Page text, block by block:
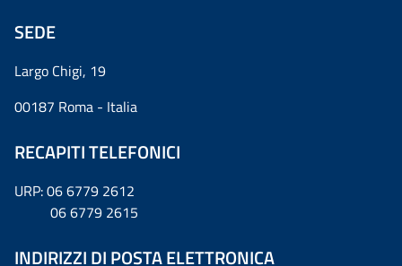
SEDE
Largo Chigi, 19
00187 Roma - Italia
RECAPITI TELEFONICI
URP: 06 6779 2612
06 6779 2615
INDIRIZZI DI POSTA ELETTRONICA